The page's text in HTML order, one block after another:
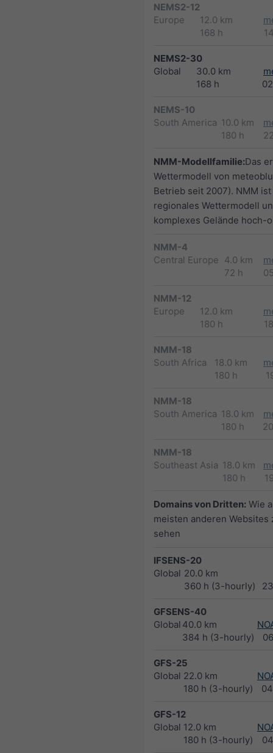
NEMS2-12
Europe
12.0 km
168 h
NEMS2-30
Global
30.0 km
168 h
NEMS-10
South America 10.0 km
180 h
NMM-Modellfamilie:Das
Wettermodell von
Betrieb seit 2007). NMM
regionales Wettermodell
komplexes Gelände hoch-
NMM-4
Central Europe 4.0 km
72 h
NMM-12
Europe
12.0 km
180 h
NMM-18
South Africa
18.0 km
180 h
NMM-18
South America 18.0 km
180 h
NMM-18
Southeast Asia 18.0 km
180 h
Domains von Dritten: Wie
meisten anderen Websites
sehen
IFSENS-20
Global 20.0 km
360 h (3-hourly)
GFSENS-40
Global 40.0 km
384 h (3-hourly)
GFS-25
Global 22.0 km
180 h (3-hourly)
GFS-12
Global 12.0 km
180 h (3-hourly)